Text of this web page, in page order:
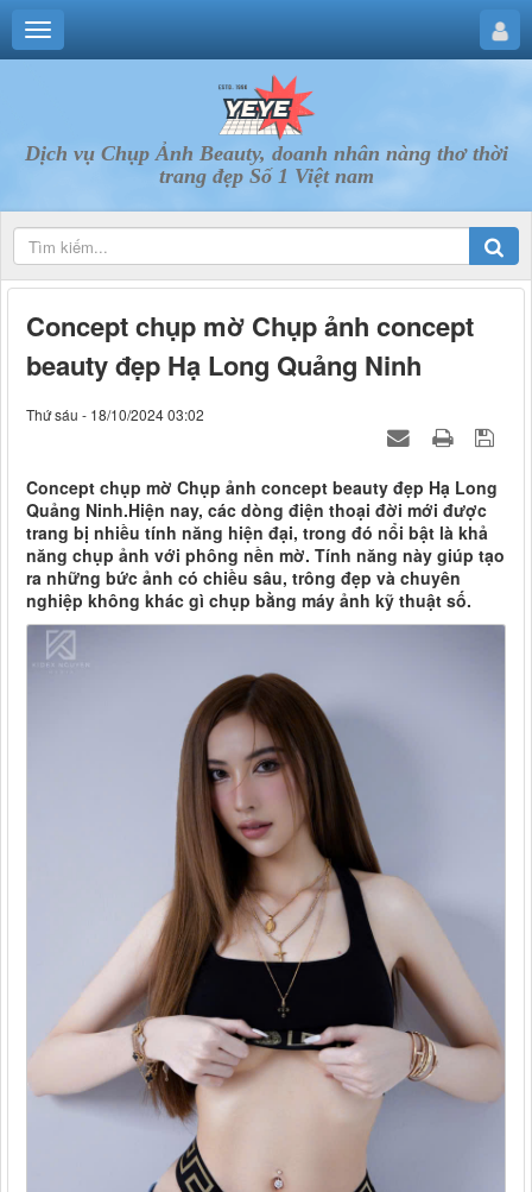
Dịch vụ Chụp Ảnh Beauty, doanh nhân nàng thơ thời
trang đẹp Số 1 Việt nam
Concept chụp mờ Chụp ảnh concept
beauty đẹp Hạ Long Quảng Ninh
Thứ sáu - 18/10/2024 03:02
Concept chụp mờ Chụp ảnh concept beauty đẹp Hạ Long
Quảng Ninh.Hiện nay, các dòng điện thoại đời mới được
trang bị nhiều tính năng hiện đại, trong đó nổi bật là khả
năng chụp ảnh với phông nền mờ. Tính năng này giúp tạo
ra những bức ảnh có chiều sâu, trông đẹp và chuyên
nghiệp không khác gì chụp bằng máy ảnh kỹ thuật số.